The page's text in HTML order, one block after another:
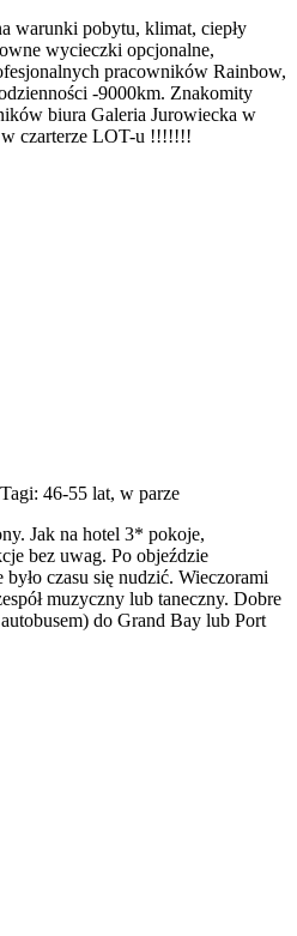
warunki pobytu, klimat, ciepły
wycieczki opcjonalne,
pracowników Rainbow,
-9000km. Znakomity
biura Galeria Jurowiecka w
w czarterze LOT-u !!!!!!!
46-55 lat, w parze
Jak na hotel 3* pokoje,
bez uwag. Po objeździe
czasu się nudzić. Wieczorami
muzyczny lub taneczny. Dobre
do Grand Bay lub Port